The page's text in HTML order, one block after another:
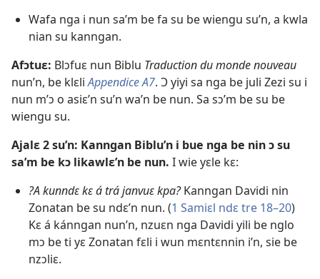
Wafa nga i nun sa’m be fa su be wiengu su’n, a kwla
nian su kanngan.
Afɔtuɛ: Blɔfuɛ nun Biblu Traduction du monde nouveau
nun’n, be klɛliAppendice A7. Ɔ yiyi sa nga be juli Zezi su i
nun m’ɔ o asiɛ’n su’n wa’n be nun. Sa sɔ’m be su be
wiengu su.
Ajalɛ 2 su’n: Kanngan Biblu’n i bue nga be nin ɔ su
sa’m be kɔ likawlɛ’n be nun. I wie yɛle kɛ:
?A kunndɛ kɛ á trá janvuɛ kpa?Kanngan Davidi nin
Zonatan be su ndɛ’n nun. (1 Samiɛl ndɛ tre 18–20)
Kɛ á kánngan nun’n, nzuɛn nga Davidi yili be nglo
mɔ be ti yɛ Zonatan fɛli i wun mɛntɛnnin i’n, sie be
nzɔliɛ.